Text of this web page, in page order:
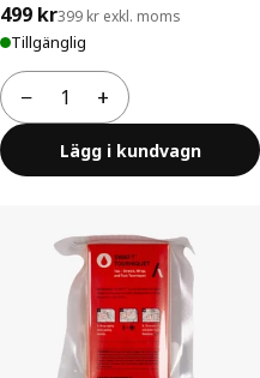
499 kr399 kr exkl. moms
Tillgänglig
−
Antal +
Lägg i kundvagn